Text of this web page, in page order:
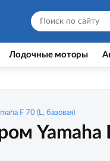
Лодочные моторы
F 70 (L, базовая)
Yamaha